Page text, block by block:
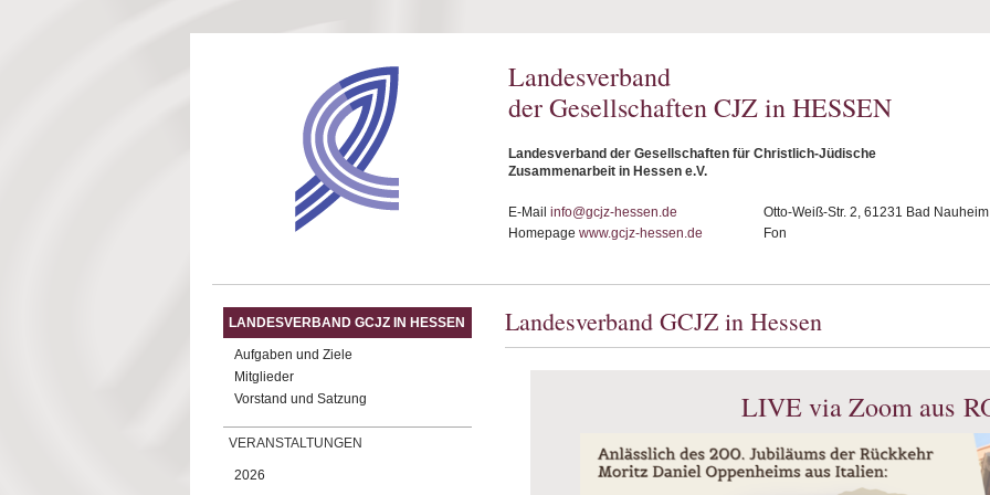
Landesverband
der Gesellschaften CJZ in HESSEN
Landesverband der Gesellschaften für Christlich-Jüdische
Zusammenarbeit in Hessen e.V.
E-Mail info@gcjz-hessen.de
Homepage www.gcjz-hessen.de
Otto-Weiß-Str. 2, 61231 Bad Nauheim
Fon
LANDESVERBAND GCJZ IN HESSEN
Aufgaben und Ziele
Mitglieder
Vorstand und Satzung
VERANSTALTUNGEN
2026
Landesverband GCJZ in Hessen
LIVE via Zoom aus